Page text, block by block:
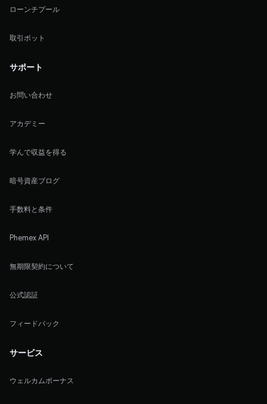
ローンチプール
取引ボット
サポート
お問い合わせ
アカデミー
学んで収益を得る
暗号資産ブログ
手数料と条件
Phemex API
無期限契約について
公式認証
フィードバック
サービス
ウェルカムボーナス